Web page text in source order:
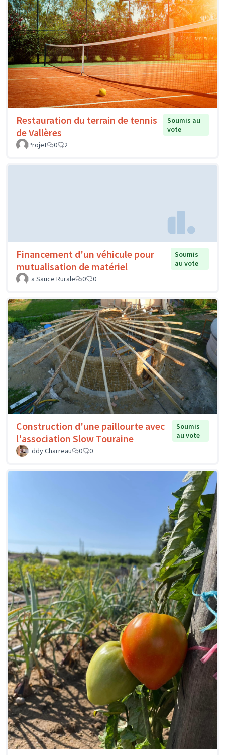
Restauration du terrain de tennis
de Vallères
Soumis au
vote
Projet
0 2
Financement d'un véhicule pour
mutualisation de matériel
Soumis
au vote
La Sauce Rurale
0 0
Construction d'une paillourte avec
l'association Slow Touraine
Soumis
au vote
Eddy Charreau
0 0